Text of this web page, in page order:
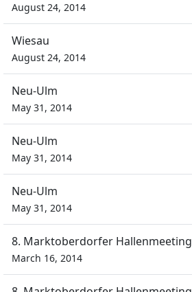
August 24, 2014
Wiesau
August 24, 2014
Neu-Ulm
May 31, 2014
Neu-Ulm
May 31, 2014
Neu-Ulm
May 31, 2014
8. Marktoberdorfer Hallenmeeting
March 16, 2014